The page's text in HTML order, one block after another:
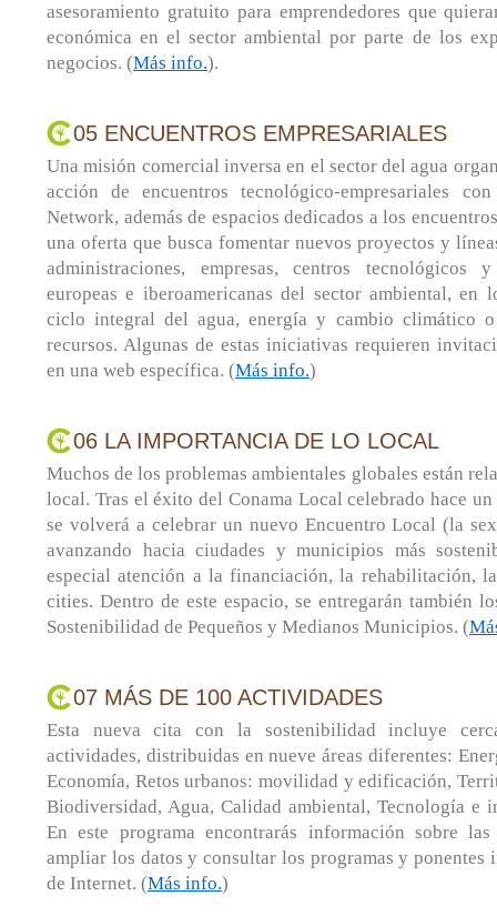
asesoramiento gratuito para emprendedores que
económica en el sector ambiental por parte de los
negocios. (Más info.).
05 ENCUENTROS EMPRESARIALES
Una misión comercial inversa en el sector del agua
acción de encuentros tecnológico-empresariales
Network, además de espacios dedicados a los
una oferta que busca fomentar nuevos proyectos y
administraciones, empresas, centros tecnológicos
europeas e iberoamericanas del sector ambiental, en
ciclo integral del agua, energía y cambio climático
recursos. Algunas de estas iniciativas requieren
en una web específica. (Más info.)
06 LA IMPORTANCIA DE LO LOCAL
Muchos de los problemas ambientales globales están
local. Tras el éxito del Conama Local celebrado hace
se volverá a celebrar un nuevo Encuentro Local (la
avanzando hacia ciudades y municipios más
especial atención a la financiación, la rehabilitación,
cities. Dentro de este espacio, se entregarán también
Sostenibilidad de Pequeños y Medianos Municipios. (
07 MÁS DE 100 ACTIVIDADES
Esta nueva cita con la sostenibilidad incluye
actividades, distribuidas en nueve áreas diferentes:
Economía, Retos urbanos: movilidad y edificación,
Biodiversidad, Agua, Calidad ambiental, Tecnología e
En este programa encontrarás información sobre
ampliar los datos y consultar los programas y ponentes
de Internet. (Más info.)